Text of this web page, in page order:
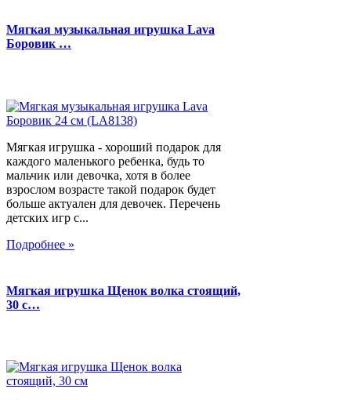
Мягкая музыкальная игрушка Lava
Боровик …
Мягкая игрушка - хороший подарок для
каждого маленького ребенка, будь то
мальчик или девочка, хотя в более
взрослом возрасте такой подарок будет
больше актуален для девочек. Перечень
детских игр с...
Подробнее »
Мягкая игрушка Щенок волка стоящий,
30 с…